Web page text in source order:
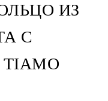
ИЗ
С